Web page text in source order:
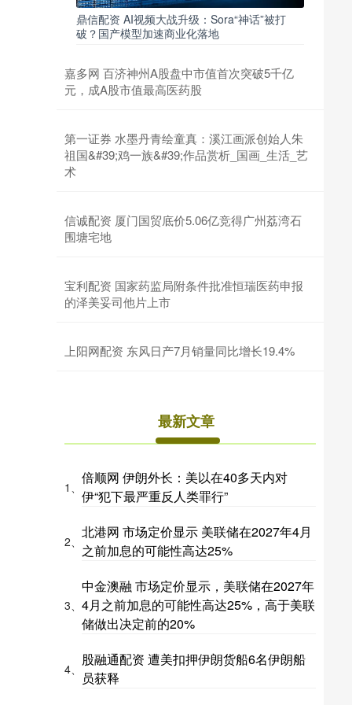
鼎信配资 AI视频大战升级：Sora“神话”被打
破？国产模型加速商业化落地
嘉多网 百济神州A股盘中市值首次突破5千亿
元，成A股市值最高医药股
第一证券 水墨丹青绘童真：溪江画派创始人朱
祖国&#39;鸡一族&#39;作品赏析_国画_生活_艺
术
信诚配资 厦门国贸底价5.06亿竞得广州荔湾石
围塘宅地
宝利配资 国家药监局附条件批准恒瑞医药申报
的泽美妥司他片上市
上阳网配资 东风日产7月销量同比增长19.4%
最新文章
1、
倍顺网 伊朗外长：美以在40多天内对
伊“犯下最严重反人类罪行”
2、
北港网 市场定价显示 美联储在2027年4月
之前加息的可能性高达25%
3、
中金澳融 市场定价显示，美联储在2027年
4月之前加息的可能性高达25%，高于美联
储做出决定前的20%
4、
股融通配资 遭美扣押伊朗货船6名伊朗船
员获释